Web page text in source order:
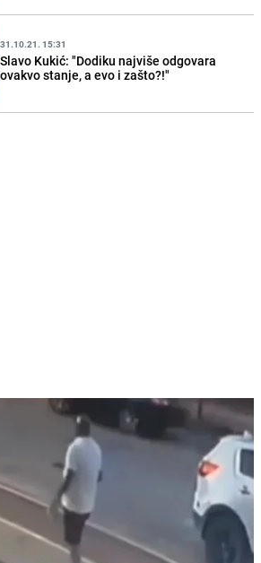
31.10.21. 15:31
Slavo Kukić: "Dodiku najviše odgovara
ovakvo stanje, a evo i zašto?!"